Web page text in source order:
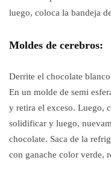
luego, coloca la bandeja
Moldes de cerebros:
Derrite el chocolate
En un molde de semi
y retira el exceso. Luego,
solidificar y luego,
chocolate. Saca de la
con ganache color verde,